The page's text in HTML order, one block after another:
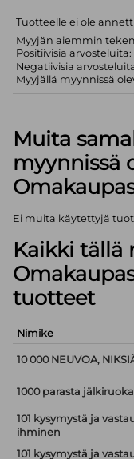
Tuotteelle ei ole
Myyjän aiemmin
Positiivisia arvosteluita:
Negatiivisia
Myyjällä myynnissä
Muita
myynnissä
Ei muita käytettyjä
Kaikki tällä
tuotteet
Nimike
10 000 NEUVOA,
1000 parasta
101 kysymystä ja
ihminen
101 kysymystä ja